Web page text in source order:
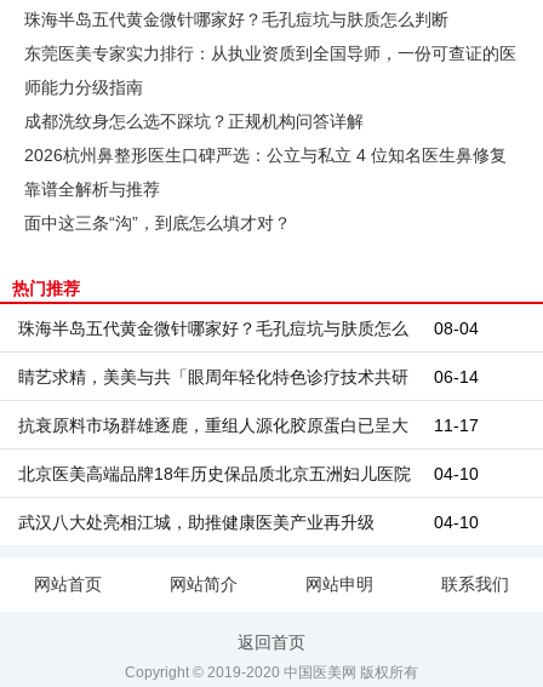
珠海半岛五代黄金微针哪家好？毛孔痘坑与肤质怎么判断
东莞医美专家实力排行：从执业资质到全国导师，一份可查证的医
师能力分级指南
成都洗纹身怎么选不踩坑？正规机构问答详解
2026杭州鼻整形医生口碑严选：公立与私立 4 位知名医生鼻修复
靠谱全解析与推荐
面中这三条“沟”，到底怎么填才对？
热门推荐
08-04
珠海半岛五代黄金微针哪家好？毛孔痘坑与肤质怎么
判断 06-14
睛艺求精，美美与共「眼周年轻化特色诊疗技术共研
中心」授牌落成仪式 11-17
抗衰原料市场群雄逐鹿，重组人源化胶原蛋白已呈大
势！ 04-10
北京医美高端品牌18年历史保品质北京五洲妇儿医院
04-10
武汉八大处亮相江城，助推健康医美产业再升级
网站首页 网站简介 网站申明 联系我们
返回首页
Copyright © 2019-2020 中国医美网 版权所有